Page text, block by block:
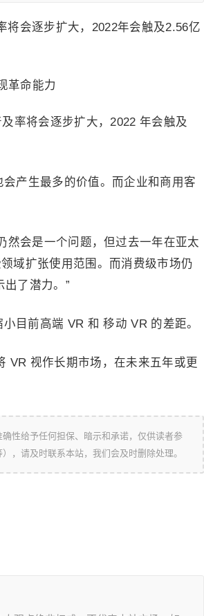
将会逐步扩大，2022年会触及2.56亿
率将会逐步扩大，2022 年会触及
产生最多的价值。而企业和商用客
然会是一个问题，但过去一年在亚太
域扩张使用范围。而消费级市场仍
了潜力。”
目前高端 VR 和 移动 VR 的差距。
VR 视作长期市场，在未来五年或更
性给予任何担保、暗示和承诺，仅供读者参
，请及时联系本站，我们会及时删除处理。